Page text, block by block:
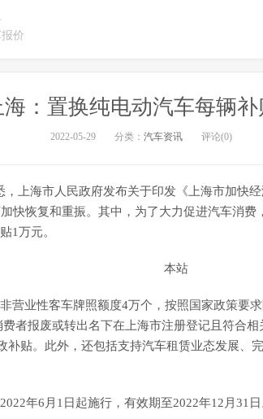
价
海：置换纯电动汽车每辆补
2022-05-29 分类： 汽车资讯 评论(0)
上海市人民政府发布关于印发《上海市加快
快恢复和重振。其中，为了大力促进汽车消
1万元。
营业性客车牌照额度4万个，按照国家政策要
者报废或转出名下在上海市注册登记且符合
补贴。此外，还包括支持汽车租赁业态发展、
年6月1日起施行，有效期至2022年12月31日